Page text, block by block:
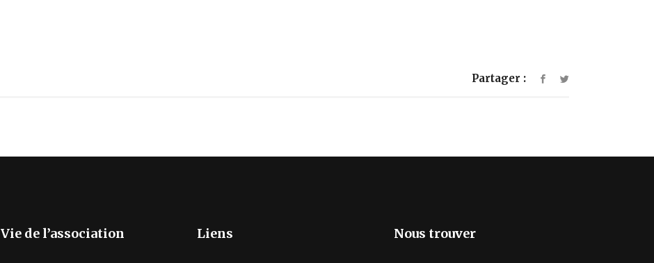
Partager :
Vie de l’association Liens Nous trouver